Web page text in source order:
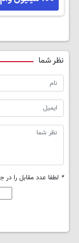
نظر شما
* لطفا عدد مقابل را در